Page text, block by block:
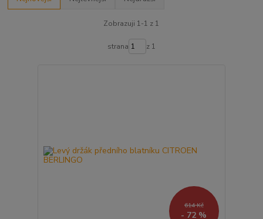
Zobrazuji 1-1 z 1
strana z 1
614 Kč
- 72 %